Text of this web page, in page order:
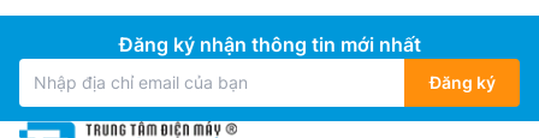
Đăng ký nhận thông tin mới nhất
Đăng ký